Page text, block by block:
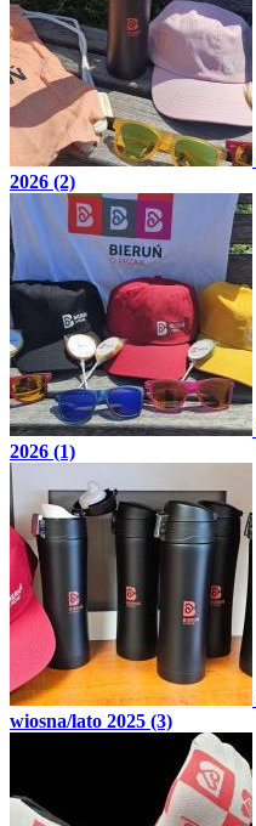
2026 (2)
2026 (1)
wiosna/lato 2025 (3)